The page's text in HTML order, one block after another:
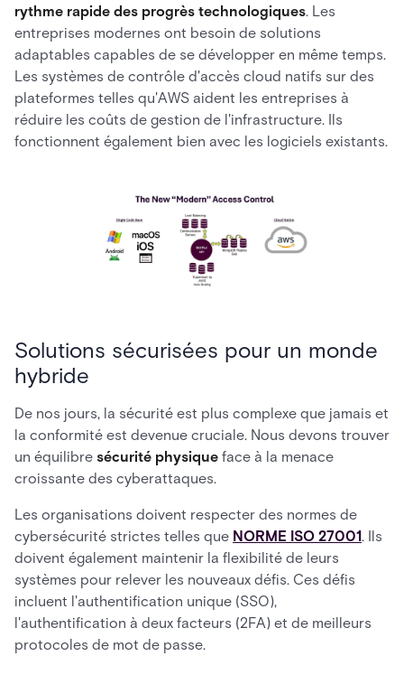
rythme rapide des progrès technologiques. Les
entreprises modernes ont besoin de solutions
adaptables capables de se développer en même temps.
Les systèmes de contrôle d'accès cloud natifs sur des
plateformes telles qu'AWS aident les entreprises à
réduire les coûts de gestion de l'infrastructure. Ils
fonctionnent également bien avec les logiciels existants.
Solutions sécurisées pour un monde
hybride
De nos jours, la sécurité est plus complexe que jamais et
la conformité est devenue cruciale. Nous devons trouver
un équilibre sécurité physique face à la menace
croissante des cyberattaques.
Les organisations doivent respecter des normes de
cybersécurité strictes telles que NORME ISO 27001. Ils
doivent également maintenir la flexibilité de leurs
systèmes pour relever les nouveaux défis. Ces défis
incluent l'authentification unique (SSO),
l'authentification à deux facteurs (2FA) et de meilleurs
protocoles de mot de passe.